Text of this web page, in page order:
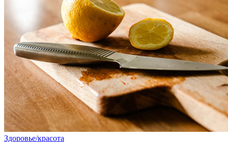
Здоровье/красота